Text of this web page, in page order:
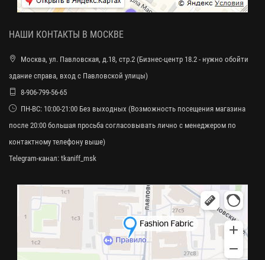
НАШИ КОНТАКТЫ В МОСКВЕ
Москва, ул. Павловская, д.18, стр.2 (Бизнес-центр 18.2 - нужно обойти
здание справа, вход с Павловской улицы)
8-906-799-56-65
ПН-ВС: 10:00-21:00 Без выходных (Возможность посещения магазина
после 20:00 большая просьба согласовывать лично с менеджером по
контактному телефону выше)
Telegram-канал: tkaniff_msk